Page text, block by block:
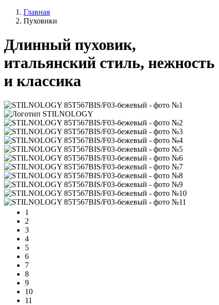
Главная
Пуховики
Длинный пуховик,
итальянский стиль, нежность
и классика
1
2
3
4
5
6
7
8
9
10
11